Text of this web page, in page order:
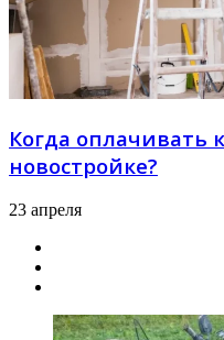
Когда оплачивать
новостройке?
23 апреля